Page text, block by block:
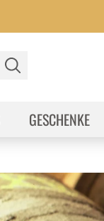
GESCHENKE